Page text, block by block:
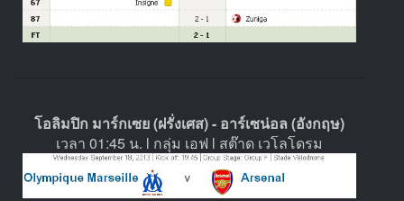
โอลิมปิก มาร์กเซย (ฝรั่งเศส) - อาร์เซน่อล (อังกฤษ)
เวลา 01:45 น. l กลุ่ม เอฟ l สต๊าด เวโลโดรม